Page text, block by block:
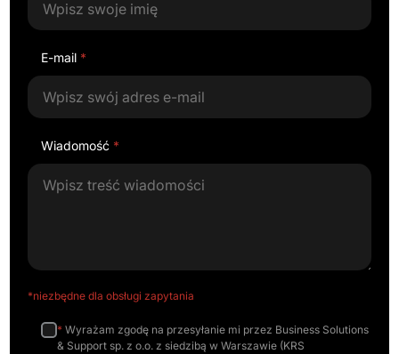
E-mail *
Wiadomość *
*niezbędne dla obsługi zapytania
* Wyrażam zgodę na przesyłanie mi przez Business Solutions
& Support sp. z o.o. z siedzibą w Warszawie (KRS